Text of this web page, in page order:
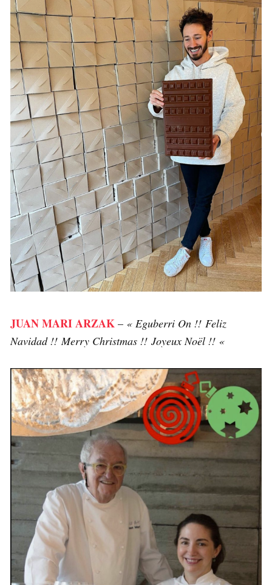
JUAN MARI ARZAK – « Eguberri On !! Feliz
Navidad !! Merry Christmas !! Joyeux Noël !! «